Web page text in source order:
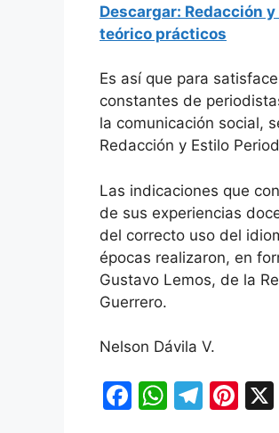
Descargar: Redacción
teórico prácticos
Es así que para
constantes de
la comunicación social,
Redacción y Estilo
Las indicaciones que
de sus experiencias
del correcto uso del
épocas realizaron, en
Gustavo Lemos, de la
Guerrero.
Nelson Dávila V.
F
W T
Pi